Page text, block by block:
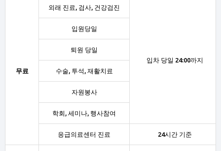
무료
외래 진료, 검사, 건강검진
입차 당일 24:00까지
입원당일
퇴원 당일
수술, 투석, 재활치료
자원봉사
학회, 세미나, 행사참여
응급의료센터 진료 24시간 기준